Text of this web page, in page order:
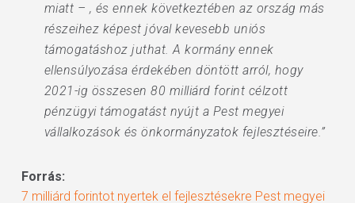
miatt – , és ennek következtében az ország más
részeihez képest jóval kevesebb uniós
támogatáshoz juthat. A kormány ennek
ellensúlyozása érdekében döntött arról, hogy
2021-ig összesen 80 milliárd forint célzott
pénzügyi támogatást nyújt a Pest megyei
vállalkozások és önkormányzatok fejlesztéseire.”
Forrás:
7 milliárd forintot nyertek el fejlesztésekre Pest megyei